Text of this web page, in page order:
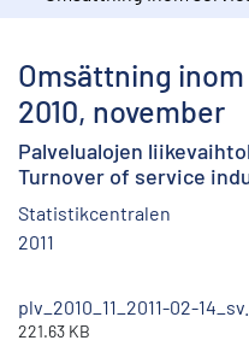
Omsättning
2010, november
Palvelualojen
Turnover of service
Statistikcentralen
2011
plv_2010_11_2011-02-
221.63 KB